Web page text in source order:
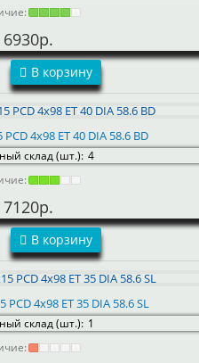
6930р.
В корзину
4x98 ET 40 DIA 58.6 BD
склад (шт.): 4
7120р.
В корзину
PCD 4x98 ET 35 DIA 58.6 SL
склад (шт.): 1